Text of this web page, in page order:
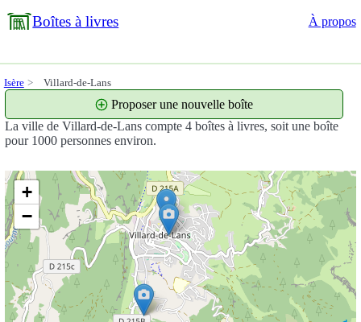
Boîtes à livres À propos
Isère Villard-de-Lans
La ville de Villard-de-Lans compte 4 boîtes à livres, soit une boîte
pour 1000 personnes environ.
Proposer une nouvelle boîte
+
−